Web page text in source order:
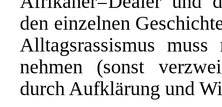
den einzelnen
Alltagsrassismus
nehmen (sonst
durch Aufklärung und